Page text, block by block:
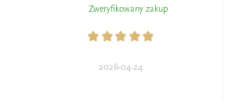
Zweryfikowany zakup
2026-04-24